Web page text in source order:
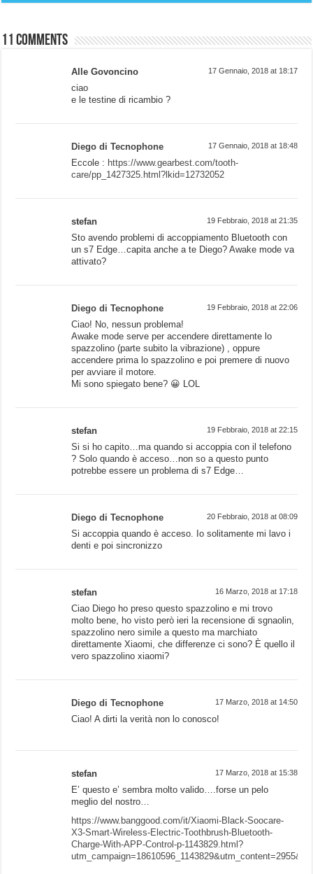
11 comments
Alle Govoncino 17 Gennaio, 2018 at 18:17
ciao
e le testine di ricambio ?
Diego di Tecnophone 17 Gennaio, 2018 at 18:48
Eccole : https://www.gearbest.com/tooth-
care/pp_1427325.html?lkid=12732052
stefan 19 Febbraio, 2018 at 21:35
Sto avendo problemi di accoppiamento Bluetooth con
un s7 Edge…capita anche a te Diego? Awake mode va
attivato?
Diego di Tecnophone 19 Febbraio, 2018 at 22:06
Ciao! No, nessun problema!
Awake mode serve per accendere direttamente lo
spazzolino (parte subito la vibrazione) , oppure
accendere prima lo spazzolino e poi premere di nuovo
per avviare il motore.
Mi sono spiegato bene? 😀 LOL
stefan 19 Febbraio, 2018 at 22:15
Si si ho capito…ma quando si accoppia con il telefono
? Solo quando è acceso…non so a questo punto
potrebbe essere un problema di s7 Edge…
Diego di Tecnophone 20 Febbraio, 2018 at 08:09
Si accoppia quando è acceso. Io solitamente mi lavo i
denti e poi sincronizzo
stefan 16 Marzo, 2018 at 17:18
Ciao Diego ho preso questo spazzolino e mi trovo
molto bene, ho visto però ieri la recensione di sgnaolin,
spazzolino nero simile a questo ma marchiato
direttamente Xiaomi, che differenze ci sono? È quello il
vero spazzolino xiaomi?
Diego di Tecnophone 17 Marzo, 2018 at 14:50
Ciao! A dirti la verità non lo conosco!
stefan 17 Marzo, 2018 at 15:38
E’ questo e’ sembra molto valido….forse un pelo
meglio del nostro…
https://www.banggood.com/it/Xiaomi-Black-Soocare-
X3-Smart-Wireless-Electric-Toothbrush-Bluetooth-
Charge-With-APP-Control-p-1143829.html?